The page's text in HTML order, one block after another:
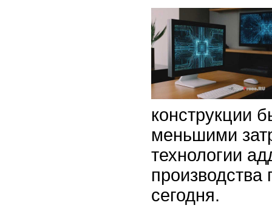
конструкции
меньшими
технологии
сегодня.